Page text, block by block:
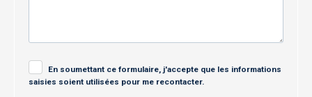
En soumettant ce formulaire, j'accepte que les informations
saisies soient utilisées pour me recontacter.